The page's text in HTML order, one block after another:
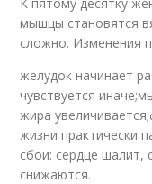
мышцы становятся
сложно. Изменения
желудок начинает
чувствуется
жира
жизни практически
сбои: сердце шалит,
снижаются.